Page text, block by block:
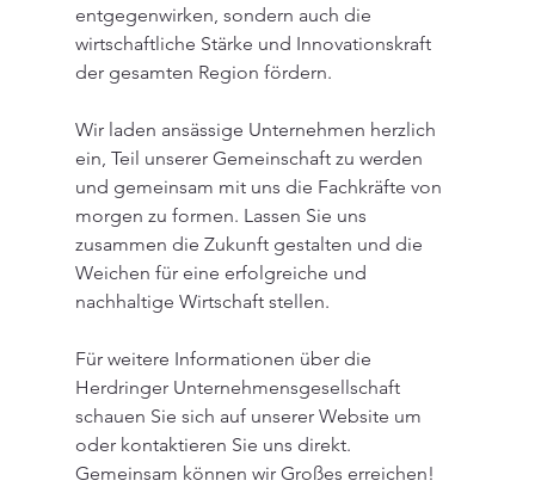
entgegenwirken, sondern auch die
wirtschaftliche Stärke und Innovationskraft
der gesamten Region fördern.
Wir laden ansässige Unternehmen herzlich
ein, Teil unserer Gemeinschaft zu werden
und gemeinsam mit uns die Fachkräfte von
morgen zu formen. Lassen Sie uns
zusammen die Zukunft gestalten und die
Weichen für eine erfolgreiche und
nachhaltige Wirtschaft stellen.
Für weitere Informationen über die
Herdringer Unternehmensgesellschaft
schauen Sie sich auf unserer Website um
oder kontaktieren Sie uns direkt.
Gemeinsam können wir Großes erreichen!